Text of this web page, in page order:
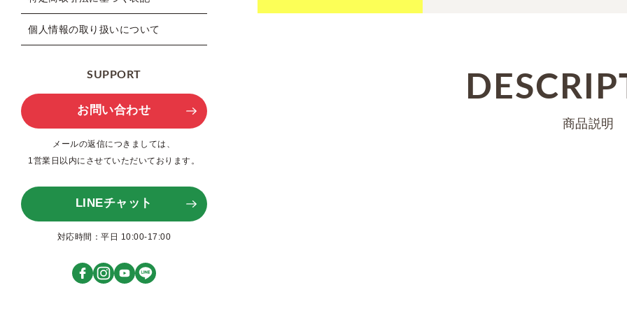
個人情報の取り扱いについて
SUPPORT
お問い合わせ
メールの返信につきましては、
1営業日以内にさせていただいております。
LINEチャット
対応時間：平日 10:00-17:00
商品説明